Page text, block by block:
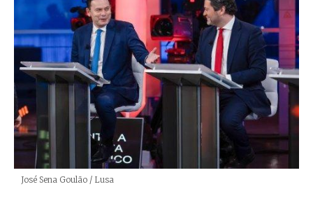
Créditos
José Sena Goulão / Lusa